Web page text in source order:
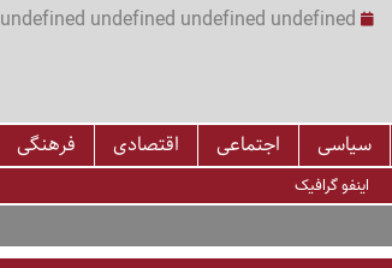
undefined undefined undefined undefined | ساعت undefined:undefined
سیاسی اجتماعی اقتصادی فرهنگی
اینفو گرافیک